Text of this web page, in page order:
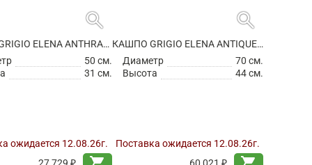
search
КАШПО GRIGIO ELENA ANTHRACITE
50 см.
31 см.
ожидается 12.08.26г.
search
КАШПО GRIGIO ELENA ANTIQUE WHITE
Диаметр
70 см.
Высота
44 см.
Поставка ожидается 12.08.26г.